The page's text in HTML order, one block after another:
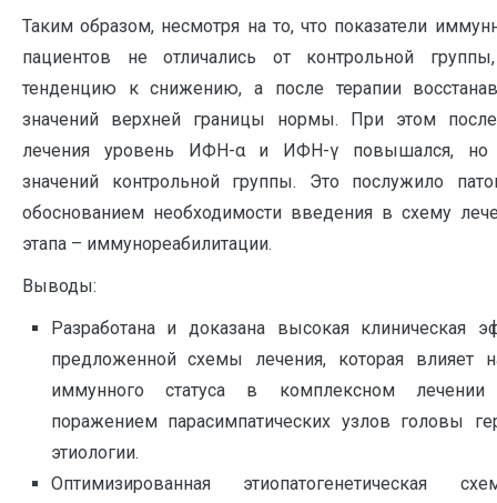
Таким образом, несмотря на то, что показатели
пациентов не отличались от контрольной
тенденцию к снижению, а после терапии
значений верхней границы нормы. При этом
лечения уровень ИФН-α и ИФН-γ повышался, но
значений контрольной группы. Это послужило
обоснованием необходимости введения в схему
этапа – иммунореабилитации.
Выводы:
Разработана и доказана высокая клиническая
предложенной схемы лечения, которая влияет
иммунного статуса в комплексном
поражением парасимпатических узлов головы
этиологии.
Оптимизированная этиопатогенетическая